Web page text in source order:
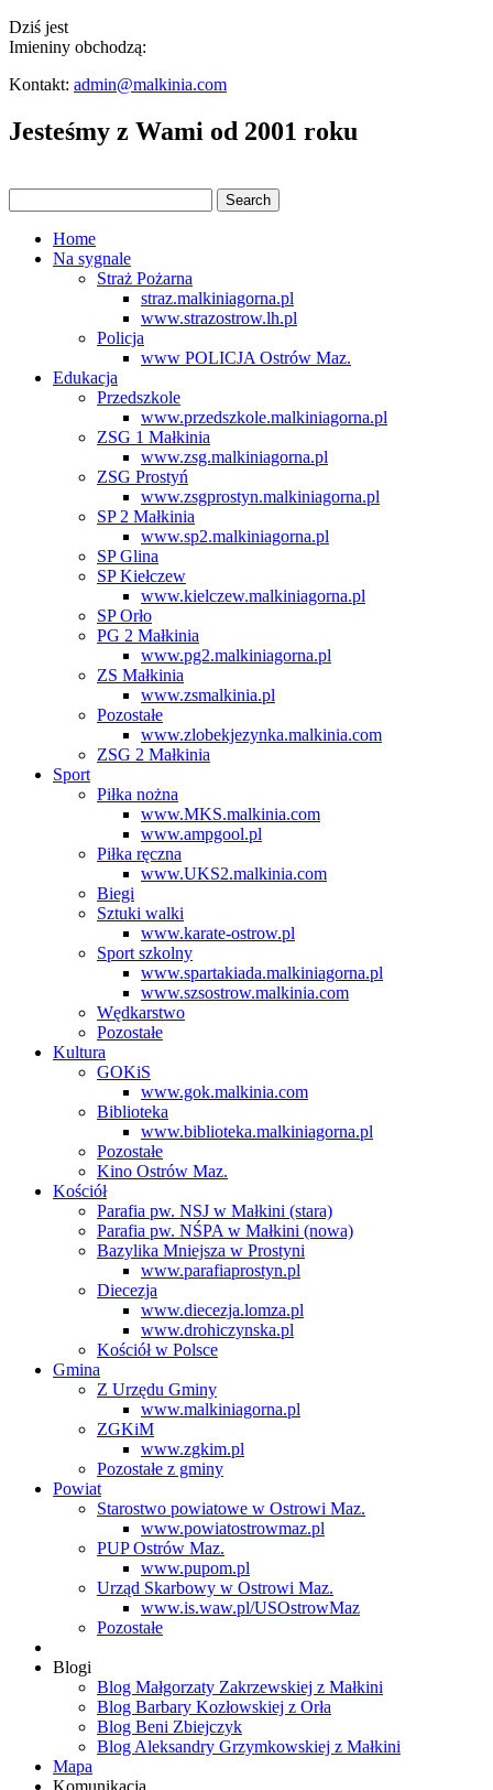
Dziś jest
Imieniny obchodzą:
Kontakt: admin@malkinia.com
Jesteśmy z Wami od 2001 roku
Home
Na sygnale
Straż Pożarna
straz.malkiniagorna.pl
www.strazostrow.lh.pl
Policja
www POLICJA Ostrów Maz.
Edukacja
Przedszkole
www.przedszkole.malkiniagorna.pl
ZSG 1 Małkinia
www.zsg.malkiniagorna.pl
ZSG Prostyń
www.zsgprostyn.malkiniagorna.pl
SP 2 Małkinia
www.sp2.malkiniagorna.pl
SP Glina
SP Kiełczew
www.kielczew.malkiniagorna.pl
SP Orło
PG 2 Małkinia
www.pg2.malkiniagorna.pl
ZS Małkinia
www.zsmalkinia.pl
Pozostałe
www.zlobekjezynka.malkinia.com
ZSG 2 Małkinia
Sport
Piłka nożna
www.MKS.malkinia.com
www.ampgool.pl
Piłka ręczna
www.UKS2.malkinia.com
Biegi
Sztuki walki
www.karate-ostrow.pl
Sport szkolny
www.spartakiada.malkiniagorna.pl
www.szsostrow.malkinia.com
Wędkarstwo
Pozostałe
Kultura
GOKiS
www.gok.malkinia.com
Biblioteka
www.biblioteka.malkiniagorna.pl
Pozostałe
Kino Ostrów Maz.
Kościół
Parafia pw. NSJ w Małkini (stara)
Parafia pw. NŚPA w Małkini (nowa)
Bazylika Mniejsza w Prostyni
www.parafiaprostyn.pl
Diecezja
www.diecezja.lomza.pl
www.drohiczynska.pl
Kościół w Polsce
Gmina
Z Urzędu Gminy
www.malkiniagorna.pl
ZGKiM
www.zgkim.pl
Pozostałe z gminy
Powiat
Starostwo powiatowe w Ostrowi Maz.
www.powiatostrowmaz.pl
PUP Ostrów Maz.
www.pupom.pl
Urząd Skarbowy w Ostrowi Maz.
www.is.waw.pl/USOstrowMaz
Pozostałe
Blogi
Blog Małgorzaty Zakrzewskiej z Małkini
Blog Barbary Kozłowskiej z Orła
Blog Beni Zbiejczyk
Blog Aleksandry Grzymkowskiej z Małkini
Mapa
Komunikacja